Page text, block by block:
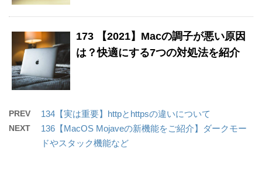
173 【2021】Macの調子が悪い原因
は？快適にする7つの対処法を紹介
PREV 134【実は重要】httpとhttpsの違いについて
NEXT
136【MacOS Mojaveの新機能をご紹介】ダークモー
ドやスタック機能など